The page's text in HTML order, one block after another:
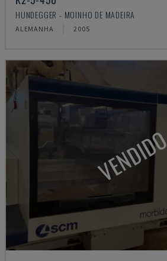
HUNDEGGER - MOINHO DE MADEIRA
ALEMANHA 2005
VENDIDO